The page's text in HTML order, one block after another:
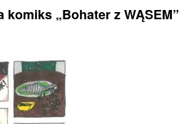
„Bohater z WĄSEM”